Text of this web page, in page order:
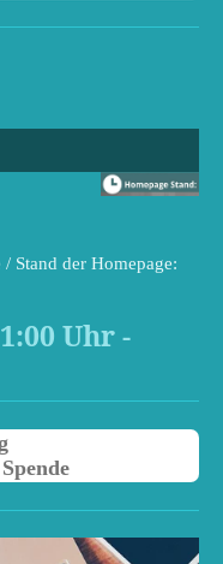
Stand der Homepage:
:00 Uhr -